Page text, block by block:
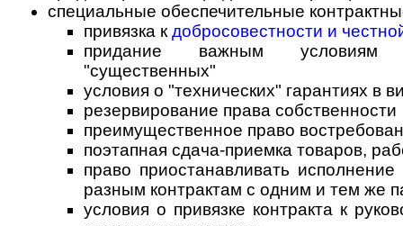
специальные обеспечительные
привязка к добросовестности и
придание важным условиям
"существенных"
условия о "технических" гарантиях в
резервирование права собственности
преимущественное право
поэтапная сдача-приемка товаров,
право приостанавливать
разным контрактам с одним и тем же
условия о привязке контракта к